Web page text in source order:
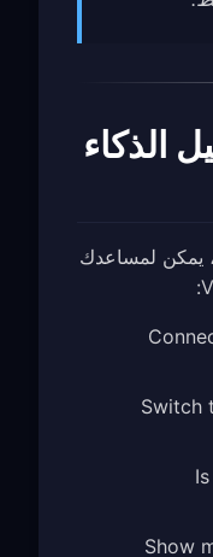
الذكاء
بمجرد تثبيت مهارة FreeGuard، يمكن لمساعدك
—
—
—
—